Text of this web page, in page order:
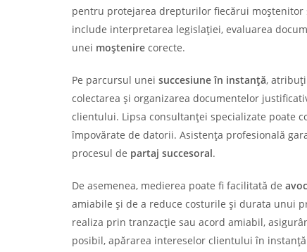
pentru protejarea drepturilor fiecărui
include interpretarea legislației, evaluarea
unei moștenire corecte.
Pe parcursul unei succesiune în instanță,
colectarea și organizarea documentelor
clientului. Lipsa consultanței specializate poate
împovărate de datorii. Asistența profesională
procesul de partaj succesoral.
De asemenea, medierea poate fi facilitată de
amiabile și de a reduce costurile și durata unui
realiza prin tranzacție sau acord amiabil,
posibil, apărarea intereselor clientului în